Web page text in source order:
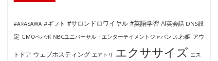
#ARASAWA #ギフト #サロンドロワイヤル #英語学習 AI英会話 DNS設
定 GMOペパボ NBCユニバーサル・エンターテイメントジャパン ふわ姫 アウ
トドア ウェブホスティング エアトリ エクササイズ エス